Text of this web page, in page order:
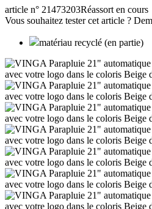
article n° 21473203Réassort en cours
Vous souhaitez tester cet article ?
matériau recyclé (en partie)